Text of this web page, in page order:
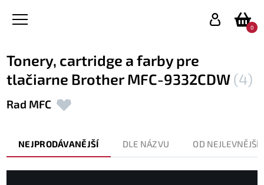
0
Tonery, cartridge a farby pre
tlačiarne Brother MFC-9332CDW (4)
Rad MFC
NEJPRODÁVANĚJŠÍ DLE NÁZVU OD